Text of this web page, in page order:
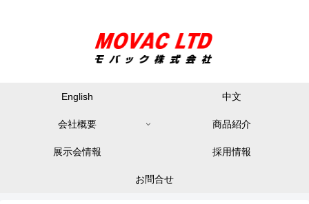
English 中文
会社概要 商品紹介
展示会情報 採用情報
お問合せ